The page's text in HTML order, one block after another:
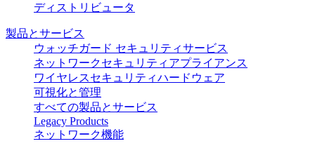
ディストリビュータ
製品とサービス
ウォッチガード セキュリティサービス
ネットワークセキュリティアプライアンス
ワイヤレスセキュリティハードウェア
可視化と管理
すべての製品とサービス
Legacy Products
ネットワーク機能